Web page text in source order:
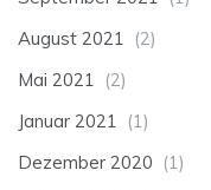
August 2021 (2)
Mai 2021 (2)
Januar 2021 (1)
Dezember 2020 (1)